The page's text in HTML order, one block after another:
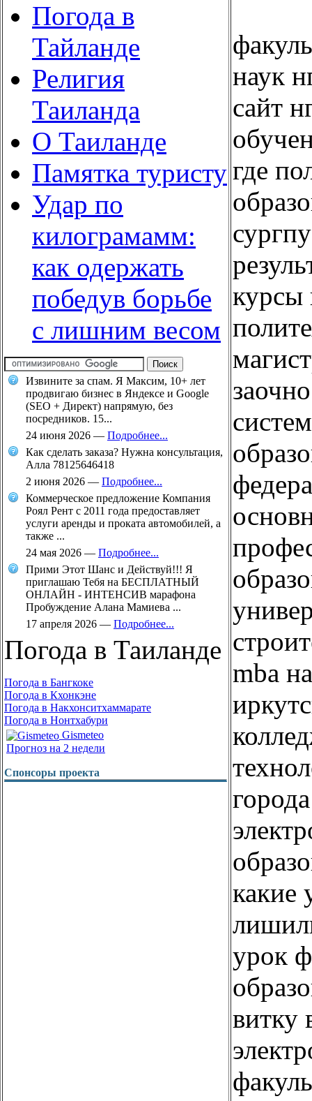
Погода в
Тайланде
Религия
Таиланда
О Таиланде
Памятка туристу
Удар по
килограмамм:
как одержать
победув борьбе
с лишним весом
Извините за спам. Я Максим, 10+ лет
продвигаю бизнес в Яндексе и Google
(SEO + Директ) напрямую, без
посредников. 15...
24 июня 2026 — Подробнее...
Как сделать заказа? Нужна консультация,
Алла 78125646418
2 июня 2026 — Подробнее...
Коммерческое предложение Компания
Роял Рент с 2011 года предоставляет
услуги аренды и проката автомобилей, а
также ...
24 мая 2026 — Подробнее...
Прими Этот Шанс и Действуй!!! Я
приглашаю Тебя на БЕСПЛАТНЫЙ
ОНЛАЙН - ИНТЕНСИВ марафона
Пробуждение Алана Мамиева ...
17 апреля 2026 — Подробнее...
Погода в Таиланде
Погода в Бангкоке
Погода в Кхонкэне
Погода в Накхонситхаммарате
Погода в Нонтхабури
Gismeteo
Прогноз на 2 недели
Спонсоры проекта
наук
сайт
где
курсы
mba
какие
урок
витку